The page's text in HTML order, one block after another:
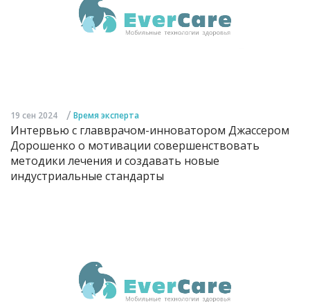
19 сен 2024 / Время эксперта
Интервью с главврачом-инноватором Джассером
Дорошенко о мотивации совершенствовать
методики лечения и создавать новые
индустриальные стандарты